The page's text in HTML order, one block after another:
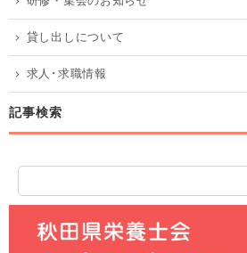
貸し出しについて
求人･求職情報
記事検索